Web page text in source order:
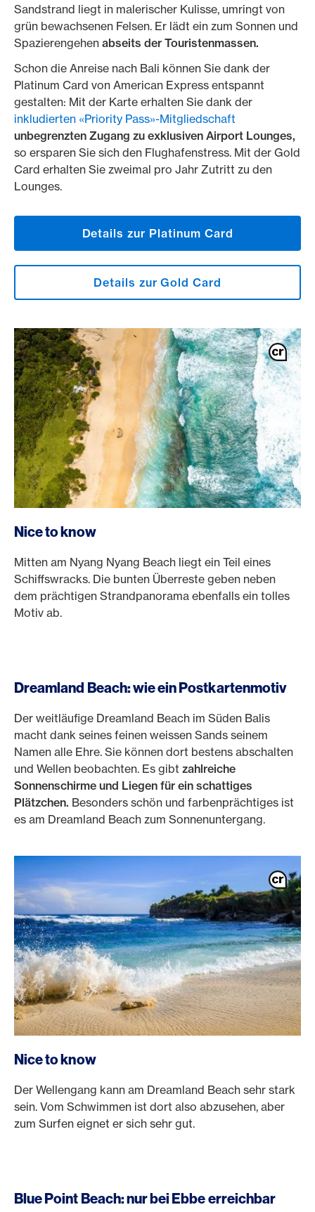
Sandstrand liegt in malerischer Kulisse, umringt von
grün bewachsenen Felsen. Er lädt ein zum Sonnen und
Spazierengehen abseits der Touristenmassen.
Schon die Anreise nach Bali können Sie dank der
Platinum Card von American Express entspannt
gestalten: Mit der Karte erhalten Sie dank der
inkludierten «Priority Pass»-Mitgliedschaft
unbegrenzten Zugang zu exklusiven Airport Lounges,
so ersparen Sie sich den Flughafenstress. Mit der Gold
Card erhalten Sie zweimal pro Jahr Zutritt zu den
Lounges.
Details zur Platinum Card
Details zur Gold Card
Nice to know
Mitten am Nyang Nyang Beach liegt ein Teil eines
Schiffswracks. Die bunten Überreste geben neben
dem prächtigen Strandpanorama ebenfalls ein tolles
Motiv ab.
Dreamland Beach: wie ein Postkartenmotiv
Der weitläufige Dreamland Beach im Süden Balis
macht dank seines feinen weissen Sands seinem
Namen alle Ehre. Sie können dort bestens abschalten
und Wellen beobachten. Es gibt zahlreiche
Sonnenschirme und Liegen für ein schattiges
Plätzchen. Besonders schön und farbenprächtiges ist
es am Dreamland Beach zum Sonnenuntergang.
Nice to know
Der Wellengang kann am Dreamland Beach sehr stark
sein. Vom Schwimmen ist dort also abzusehen, aber
zum Surfen eignet er sich sehr gut.
Blue Point Beach: nur bei Ebbe erreichbar